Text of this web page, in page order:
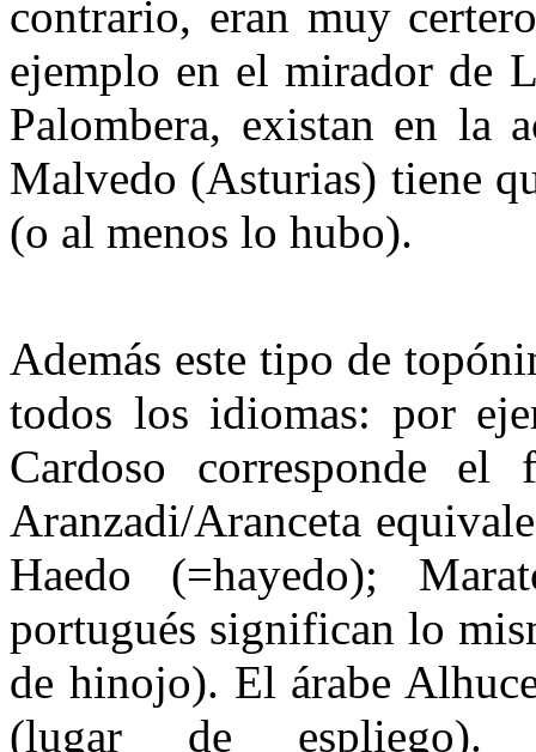
contrario, eran muy
ejemplo en el mirador de
Palombera, existan en la
Malvedo (Asturias) tiene
(o al menos lo hubo).
Además este tipo de
todos los idiomas: por
Cardoso corresponde el
Aranzadi/Aranceta
Haedo (=hayedo);
portugués significan lo
de hinojo). El árabe
(lugar de